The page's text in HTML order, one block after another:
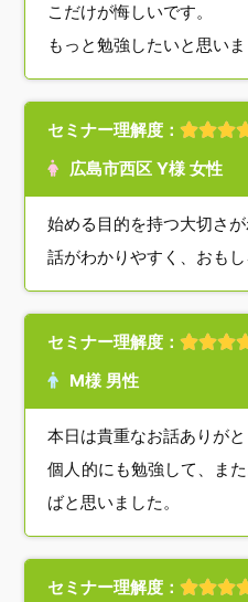
こだけが悔しいです。
もっと勉強したいと思いま
セミナー理解度：
広島市西区 Y様 女性
始める目的を持つ大切さが
話がわかりやすく、おもし
セミナー理解度：
M様 男性
本日は貴重なお話ありがと
個人的にも勉強して、ま
ばと思いました。
セミナー理解度：